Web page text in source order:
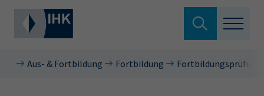
Suche verlassen
Aus- & Fortbildung Fortbildung